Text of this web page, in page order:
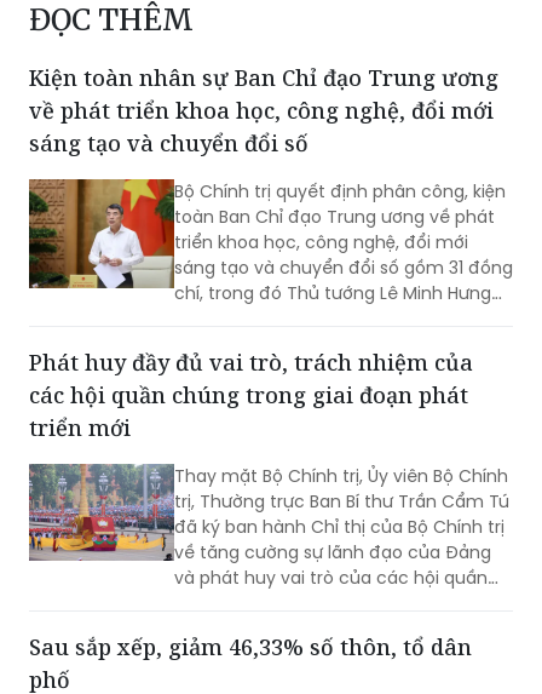
ĐỌC THÊM
Kiện toàn nhân sự Ban Chỉ đạo Trung ương
về phát triển khoa học, công nghệ, đổi mới
sáng tạo và chuyển đổi số
Bộ Chính trị quyết định phân công, kiện
toàn Ban Chỉ đạo Trung ương về phát
triển khoa học, công nghệ, đổi mới
sáng tạo và chuyển đổi số gồm 31 đồng
chí, trong đó Thủ tướng Lê Minh Hưng
Phát huy đầy đủ vai trò, trách nhiệm của
các hội quần chúng trong giai đoạn phát
triển mới
Thay mặt Bộ Chính trị, Ủy viên Bộ Chính
trị, Thường trực Ban Bí thư Trần Cẩm Tú
đã ký ban hành Chỉ thị của Bộ Chính trị
về tăng cường sự lãnh đạo của Đảng
và phát huy vai trò của các hội quần
Sau sắp xếp, giảm 46,33% số thôn, tổ dân
phố